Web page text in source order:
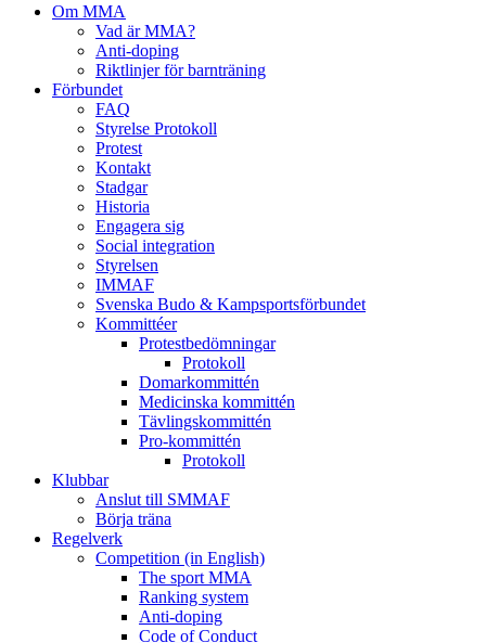
Om MMA
Vad är MMA?
Anti-doping
Riktlinjer för barnträning
Förbundet
FAQ
Styrelse Protokoll
Protest
Kontakt
Stadgar
Historia
Engagera sig
Social integration
Styrelsen
IMMAF
Svenska Budo & Kampsportsförbundet
Kommittéer
Protestbedömningar
Protokoll
Domarkommittén
Medicinska kommittén
Tävlingskommittén
Pro-kommittén
Protokoll
Klubbar
Anslut till SMMAF
Börja träna
Regelverk
Competition (in English)
The sport MMA
Ranking system
Anti-doping
Code of Conduct